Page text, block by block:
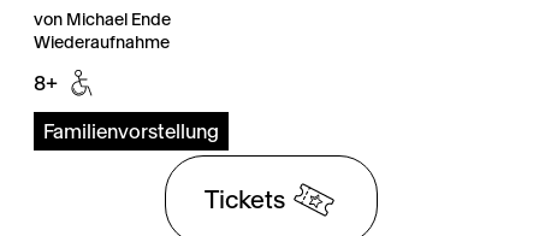
von Michael Ende
Wiederaufnahme
8+
Familienvorstellung
Tickets